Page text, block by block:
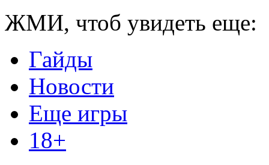
ЖМИ, чтоб увидеть еще:
Гайды
Новости
Еще игры
18+